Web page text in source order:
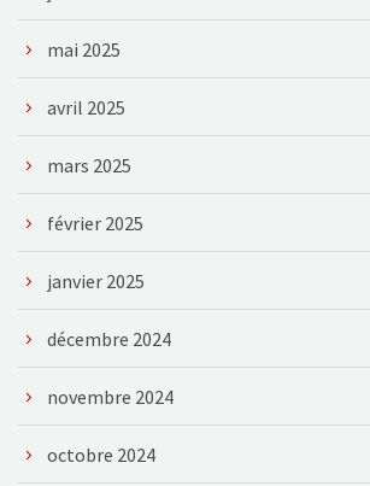
mai 2025
avril 2025
mars 2025
février 2025
janvier 2025
décembre 2024
novembre 2024
octobre 2024